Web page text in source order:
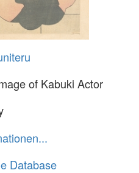
of Kabuki Actor
Database